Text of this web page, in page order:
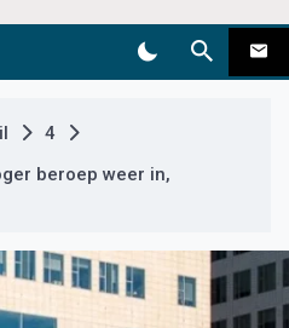
4
beroep weer in,